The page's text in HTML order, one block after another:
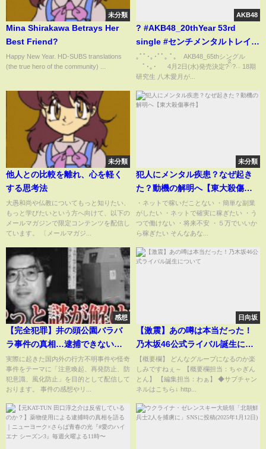
未分類
Mina Shirakawa Betrays Her
Best Friend?
Happy New Year. HD-SUBS translations
(the true hero of the community) ...
AKB48
? #AKB48_20thYear 53rd
single #センチメンタルトレイン
? #AKB48 #鈴木くるみ Kurumh
Suzuki くるるん ? #ここからだ
AKB48 #shorts
｡ﾟﾟ･｡･ﾟﾟ｡ ﾟ。 AKB48_65thシングル
ﾟ･｡･ 4月2日(水)発売決定?ིྀ?˒˒ 18期
研究生 八木愛月が...
未分類
他人との比較を離れ、心を軽く
する思考法
大愚和尚や仏教についてもっと知りたい、
もっと学びたいという方へ向けて、以下の
メールマガジンで限定コンテンツを配信し
ています。 〔メールマガジ...
未分類
犯人にメンタル疾患？なぜ起き
た？動機の解明へ【東大殺傷事
件】
・ネットで稼いだことない ・簡単な副業
がしたい ・ネットで確実に稼ぎたい ・う
つで働けない ・将来不安 ・５万でいいか
ら稼ぎたい そんなあな...
感想
【完全犯罪】井の頭公園バラバ
ラ事件の真相…逮捕できない理
由と犯行動機がヤバすぎる【閲
覧注意】
実際に起きた国内外の行方不明事件や怪奇
事件をテーマに「注意喚起、再発防止、防
犯意識、風化防止」を目的として配信して
おります。 事件の感想やリ...
日向坂
【激震】あの噂は本当だった！
乃木坂46公式ライバル誕生につ
いて
【概要欄】 どんなグループになるのか楽
しみですねぇ～ 【概要欄担当：ちゃぎん
とん】 【編集担当：わぁ】 ◆サブチャン
ネルはこちら↓ http...